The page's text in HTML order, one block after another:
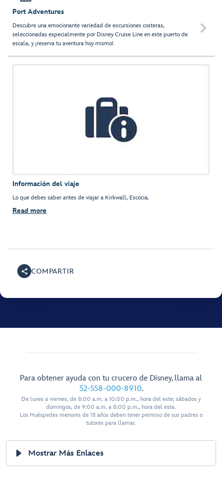
Port Adventures
Descubre una emocionante variedad de excursiones costeras,
seleccionadas especialmente por Disney Cruise Line en este puerto de
escala, y ¡reserva tu aventura hoy mismo!

Información del viaje
Lo que debes saber antes de viajar a Kirkwall, Escocia.
Read more
COMPARTIR
Para obtener ayuda con tu crucero de Disney, llama al
52-558-000-8910.
De lunes a viernes, de 8:00 a.m. a 10:00 p.m., hora del este; sábados y
domingos, de 9:00 a.m. a 8:00 p.m., hora del este.
Los Huéspedes menores de 18 años deben tener permiso de sus padres o
tutores para llamar.
Mostrar Más Enlaces